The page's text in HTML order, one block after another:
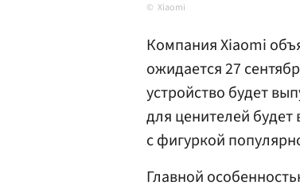
Xiaomi
Компания Xiaomi
ожидается 27
устройство будет
для ценителей
с фигуркой
Главной